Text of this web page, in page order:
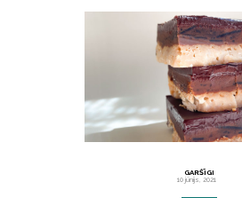
GARŠĪGI
10 jūnijs, 2021